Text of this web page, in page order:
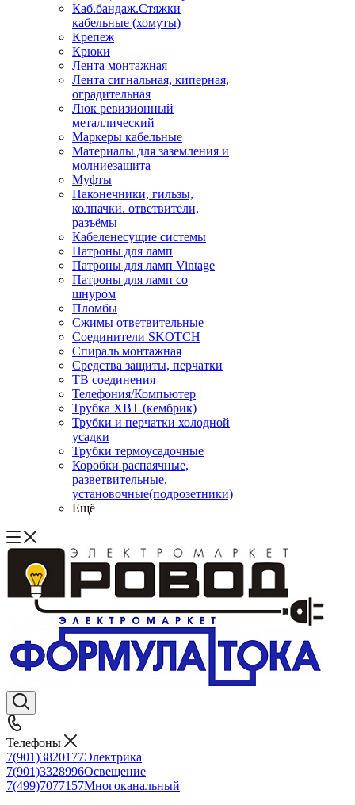
Каб.бандаж.Стяжки
кабельные (хомуты)
Крепеж
Крюки
Лента монтажная
Лента сигнальная, киперная,
оградительная
Люк ревизионный
металлический
Маркеры кабельные
Материалы для заземления и
молниезащита
Муфты
Наконечники, гильзы,
колпачки. ответвители,
разъёмы
Кабеленесущие системы
Патроны для ламп
Патроны для ламп Vintage
Патроны для ламп со
шнуром
Пломбы
Сжимы ответвительные
Соединители SKOTCH
Спираль монтажная
Средства защиты, перчатки
ТВ соединения
Телефония/Компьютер
Трубка ХВТ (кембрик)
Трубки и перчатки холодной
усадки
Трубки термоусадочные
Коробки распаячные,
разветвительные,
установочные(подрозетники)
Ещё
Телефоны
7(901)3820177Электрика
7(901)3328996Освещение
7(499)7077157Многоканальный